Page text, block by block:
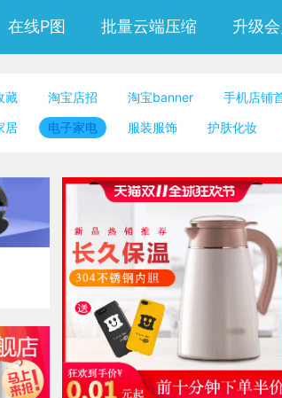
在线P图 批量云端压缩 升级
藏 淘宝店招 淘宝banner 手机店铺
交 微信朋友圈封面 公众号封面小图
居 电子家电 服装服饰 护肤化妆